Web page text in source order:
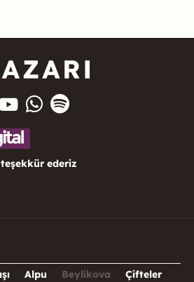
ederiz
Alpu Beylikova
Çifteler